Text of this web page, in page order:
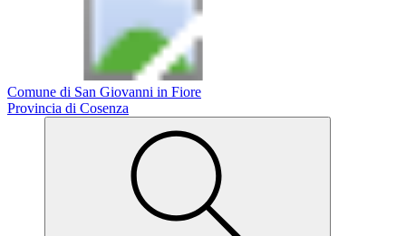
Comune di San Giovanni in Fiore
Provincia di Cosenza